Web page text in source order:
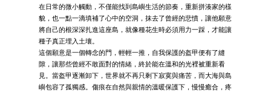
在日常的微小觸動，不僅能找到島嶼生活的節奏，重新拼湊家的樣
貌，也一點一滴填補了心中的空洞，抹去了曾經的悲憤，讓他願意
將自己的根深深扎進這座島，就像種花生時必須用力一踩，才能讓
種子真正埋入土壤。
這個願意是一個轉念的門，輕輕一推，自我保護的盔甲便有了縫
隙，讓那些曾經不敢面對的情緒，終於能在溫和的光裡被重新看
見。當盔甲逐漸卸下，世界就不再只剩下寂寞與痛苦，而大海與島
嶼包容了孤獨感。傷痕在自然與親情的溫暖保護下，慢慢癒合，疼